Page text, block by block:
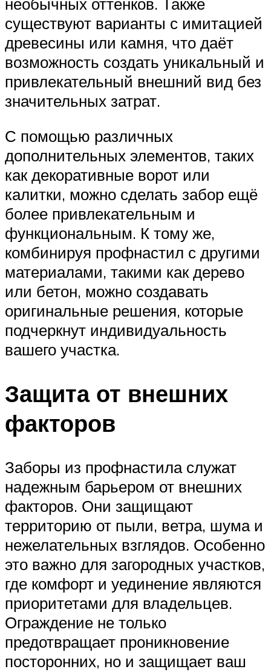
необычных оттенков. Также
существуют варианты с имитацией
древесины или камня, что даёт
возможность создать уникальный и
привлекательный внешний вид без
значительных затрат.
С помощью различных
дополнительных элементов, таких
как декоративные ворот или
калитки, можно сделать забор ещё
более привлекательным и
функциональным. К тому же,
комбинируя профнастил с другими
материалами, такими как дерево
или бетон, можно создавать
оригинальные решения, которые
подчеркнут индивидуальность
вашего участка.
Защита от внешних
факторов
Заборы из профнастила служат
надежным барьером от внешних
факторов. Они защищают
территорию от пыли, ветра, шума и
нежелательных взглядов. Особенно
это важно для загородных участков,
где комфорт и уединение являются
приоритетами для владельцев.
Ограждение не только
предотвращает проникновение
посторонних, но и защищает ваш